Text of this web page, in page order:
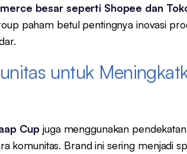
besar seperti Shopee dan
paham betul pentingnya inovasi
untuk
Cup juga menggunakan
komunitas. Brand ini sering menjadi